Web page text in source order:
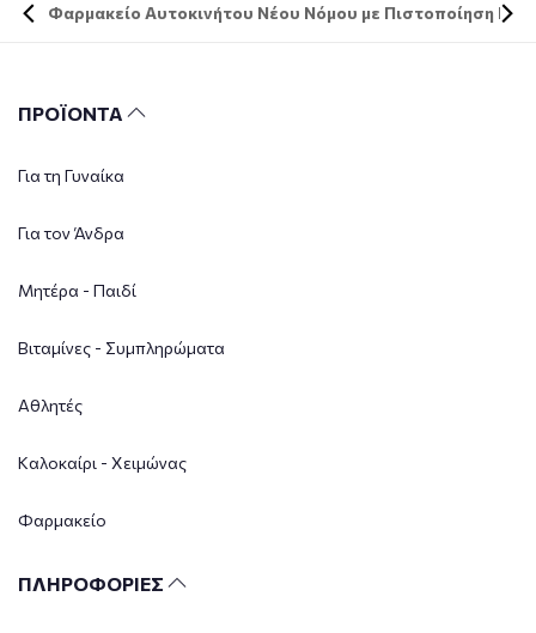
Φαρμακείο Αυτοκινήτου Νέου Νόμου με Πιστοποίηση DIN
ΠΡΟΪΟΝΤΑ
Για τη Γυναίκα
Για τον Άνδρα
Μητέρα - Παιδί
Βιταμίνες - Συμπληρώματα
Αθλητές
Καλοκαίρι - Χειμώνας
Φαρμακείο
ΠΛΗΡΟΦΟΡΙΕΣ